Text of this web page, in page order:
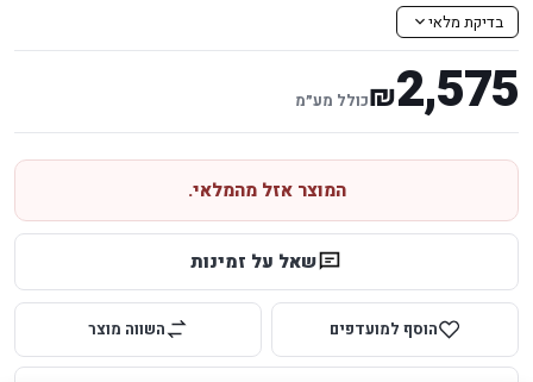
בדיקת מלאי
2,575
₪כולל מע״מ
המוצר אזל מהמלאי.
שאל על זמינות
הוסף למועדפים השווה מוצר